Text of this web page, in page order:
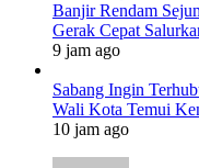
Banjir Rendam
Gerak Cepat
9 jam ago
Sabang Ingin
Wali Kota Temui
10 jam ago